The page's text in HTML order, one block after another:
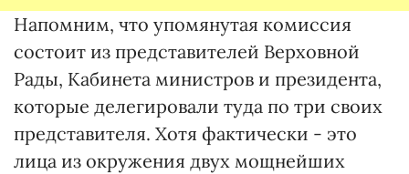
Напомним, что упомянутая комиссия
состоит из представителей Верховной
Рады, Кабинета министров и президента,
которые делегировали туда по три своих
представителя. Хотя фактически - это
лица из окружения двух мощнейших